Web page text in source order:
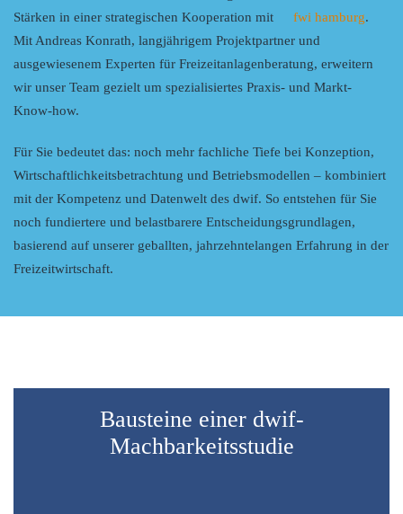
Stärken in einer strategischen Kooperation mit
fwi hamburg.
Mit Andreas Konrath, langjährigem Projektpartner und
ausgewiesenem Experten für Freizeitanlagenberatung, erweitern
wir unser Team gezielt um spezialisiertes Praxis- und Markt-
Know-how.
Für Sie bedeutet das: noch mehr fachliche Tiefe bei Konzeption,
Wirtschaftlichkeitsbetrachtung und Betriebsmodellen – kombiniert
mit der Kompetenz und Datenwelt des dwif. So entstehen für Sie
noch fundiertere und belastbarere Entscheidungsgrundlagen,
basierend auf unserer geballten, jahrzehntelangen Erfahrung in der
Freizeitwirtschaft.
Bausteine einer dwif-
Machbarkeitsstudie